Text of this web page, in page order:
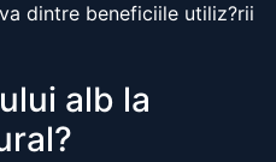
dintre beneficiile utiliz?rii
alb la